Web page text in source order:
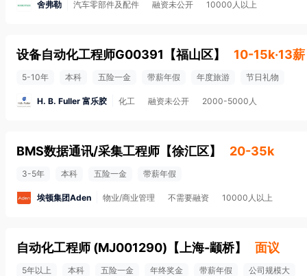
舍弗勒 汽车零部件及配件 融资未公开 10000人以上
设备自动化工程师G00391 【福山区】 10-15k·13薪
5-10年 本科 五险一金 带薪年假 年度旅游 节日礼物
H. B. Fuller 富乐胶 化工 融资未公开 2000-5000人
BMS数据通讯/采集工程师 【徐汇区】 20-35k
3-5年 本科 五险一金 带薪年假
埃顿集团Aden 物业/商业管理 不需要融资 10000人以上
自动化工程师 (MJ001290) 【 上海-颛桥】 面议
5年以上 本科 五险一金 年终奖金 带薪年假 公司规模大